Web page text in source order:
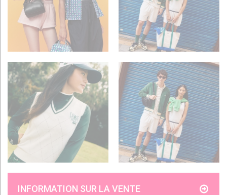
INFORMATION SUR LA VENTE